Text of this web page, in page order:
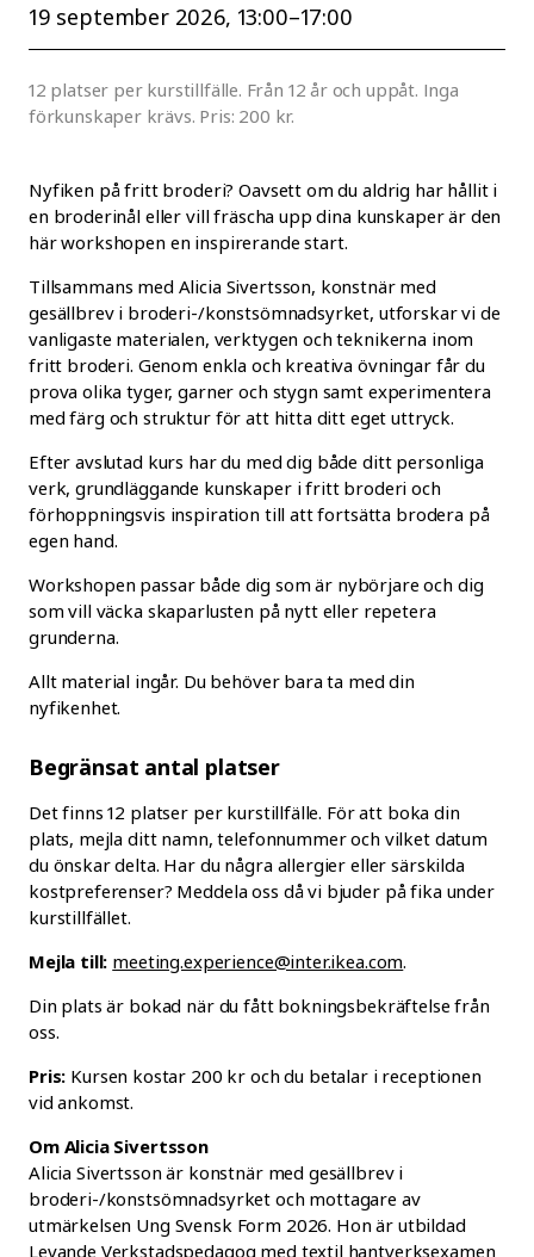
19 september 2026, 13:00–17:00
12 platser per kurstillfälle. Från 12 år och uppåt. Inga
förkunskaper krävs. Pris: 200 kr.
Nyfiken på fritt broderi? Oavsett om du aldrig har hållit i
en broderinål eller vill fräscha upp dina kunskaper är den
här workshopen en inspirerande start.
Tillsammans med Alicia Sivertsson, konstnär med
gesällbrev i broderi-/konstsömnadsyrket, utforskar vi de
vanligaste materialen, verktygen och teknikerna inom
fritt broderi. Genom enkla och kreativa övningar får du
prova olika tyger, garner och stygn samt experimentera
med färg och struktur för att hitta ditt eget uttryck.
Efter avslutad kurs har du med dig både ditt personliga
verk, grundläggande kunskaper i fritt broderi och
förhoppningsvis inspiration till att fortsätta brodera på
egen hand.
Workshopen passar både dig som är nybörjare och dig
som vill väcka skaparlusten på nytt eller repetera
grunderna.
Allt material ingår. Du behöver bara ta med din
nyfikenhet.
Begränsat antal platser
Det finns 12 platser per kurstillfälle. För att boka din
plats, mejla ditt namn, telefonnummer och vilket datum
du önskar delta. Har du några allergier eller särskilda
kostpreferenser? Meddela oss då vi bjuder på fika under
kurstillfället.
Mejla till: meeting.experience@inter.ikea.com.
Din plats är bokad när du fått bokningsbekräftelse från
oss.
Pris: Kursen kostar 200 kr och du betalar i receptionen
vid ankomst.
Om Alicia Sivertsson
Alicia Sivertsson är konstnär med gesällbrev i
broderi-/konstsömnadsyrket och mottagare av
utmärkelsen Ung Svensk Form 2026. Hon är utbildad
Levande Verkstadspedagog med textil hantverksexamen